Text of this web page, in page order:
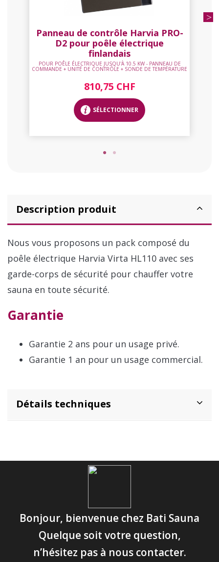
Panneau de contrôle Harvia PRO-
D2 pour poêle électrique
finlandais
POUR POÊLE ÉLECTRIQUE JUSQU'À 10.5 KW - PANNEAU DE
COMMANDE + UNITÉ DE CONTRÔLE + SONDE DE TEMPÉRATURE
810,75 CHF
SÉLECTIONNER
Description produit
Nous vous proposons un pack composé du
poêle électrique Harvia Virta HL110 avec ses
garde-corps de sécurité pour chauffer votre
sauna en toute sécurité.
Garantie
Garantie 2 ans pour un usage privé.
Garantie 1 an pour un usage commercial.
Détails techniques
Bonjour, bienvenue chez Bati Sauna
Quelque soit votre question,
n’hésitez pas à nous contacter.